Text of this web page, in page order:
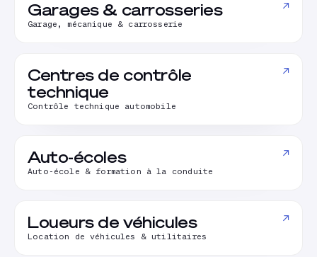
Garages & carrosseries
Garage, mécanique & carrosserie
↗
Centres de contrôle
technique
Contrôle technique automobile
↗
Auto-écoles
Auto-école & formation à la conduite
↗
Loueurs de véhicules
Location de véhicules & utilitaires
↗